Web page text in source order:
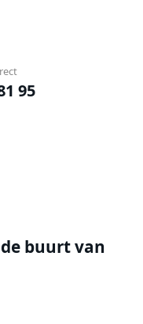
95
buurt van